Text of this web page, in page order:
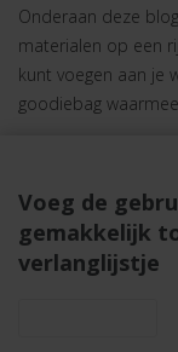
Onderaan deze
materialen op een
kunt voegen aan je
goodiebag
Voeg de
gemakkelijk
verlanglijstje